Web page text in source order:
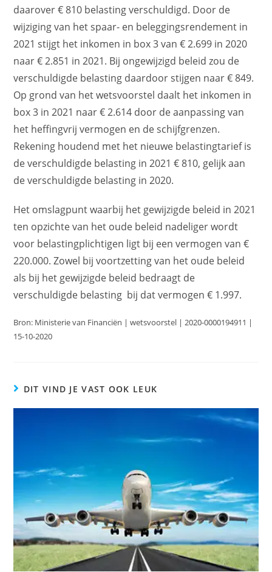
daarover € 810 belasting verschuldigd. Door de
wijziging van het spaar- en beleggingsrendement in
2021 stijgt het inkomen in box 3 van € 2.699 in 2020
naar € 2.851 in 2021. Bij ongewijzigd beleid zou de
verschuldigde belasting daardoor stijgen naar € 849.
Op grond van het wetsvoorstel daalt het inkomen in
box 3 in 2021 naar € 2.614 door de aanpassing van
het heffingvrij vermogen en de schijfgrenzen.
Rekening houdend met het nieuwe belastingtarief is
de verschuldigde belasting in 2021 € 810, gelijk aan
de verschuldigde belasting in 2020.
Het omslagpunt waarbij het gewijzigde beleid in 2021
ten opzichte van het oude beleid nadeliger wordt
voor belastingplichtigen ligt bij een vermogen van €
220.000. Zowel bij voortzetting van het oude beleid
als bij het gewijzigde beleid bedraagt de
verschuldigde belasting bij dat vermogen € 1.997.
Bron: Ministerie van Financiën | wetsvoorstel | 2020-0000194911 |
15-10-2020
DIT VIND JE VAST OOK LEUK